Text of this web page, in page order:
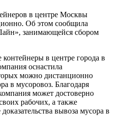
в центре Москвы
Об этом сообщила
занимающейся сбором
в центре города в
оснастила
можно дистанционно
в мусоровоз. Благодаря
может достоверно
рабочих, а также
вывоза мусора в